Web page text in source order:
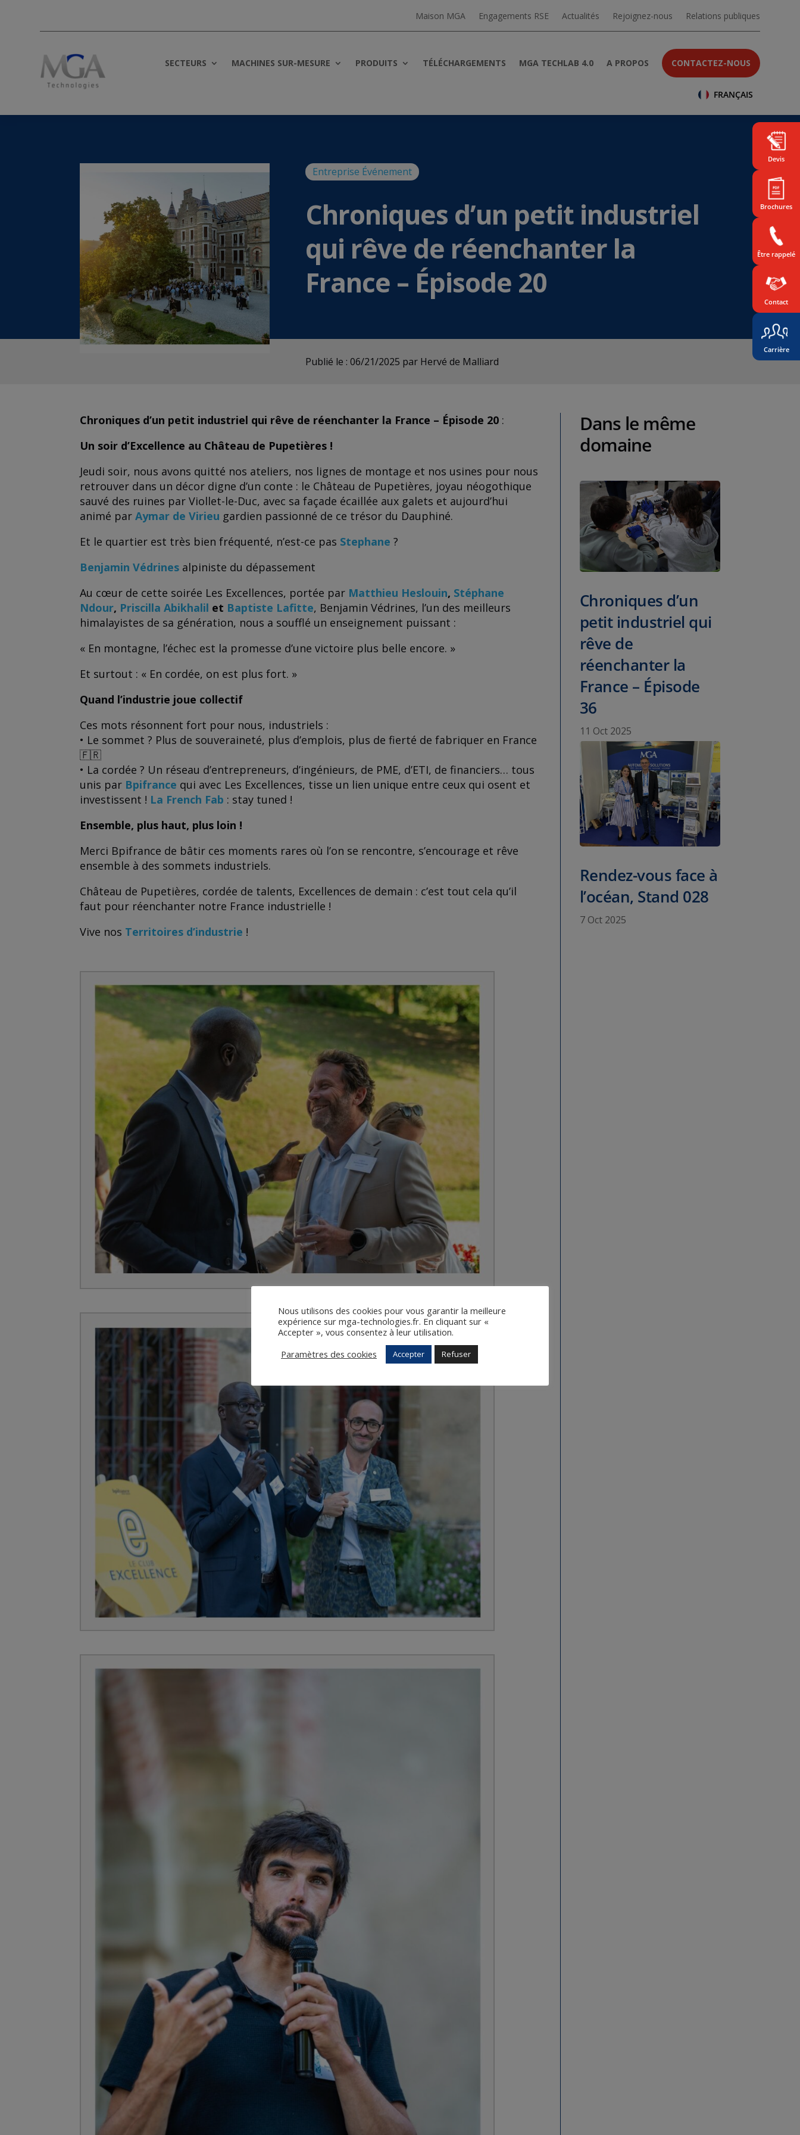
Maison MGA Engagements RSE Actualités Rejoignez-nous Relations publiques
SECTEURS MACHINES SUR-MESURE PRODUITS TÉLÉCHARGEMENTS MGA TECHLAB 4.0 A PROPOS CONTACTEZ-NOUS
FRANÇAIS
Entreprise Événement
Chroniques d’un petit industriel
qui rêve de réenchanter la
France – Épisode 20
Publié le : 06/21/2025 par Hervé de Malliard
Chroniques d’un petit industriel qui rêve de réenchanter la France – Épisode 20 :
Un soir d’Excellence au Château de Pupetières !
Jeudi soir, nous avons quitté nos ateliers, nos lignes de montage et nos usines pour nous
retrouver dans un décor digne d’un conte : le Château de Pupetières, joyau néogothique
sauvé des ruines par Viollet-le-Duc, avec sa façade écaillée aux galets et aujourd’hui
animé parAymar de Virieu gardien passionné de ce trésor du Dauphiné.
Et le quartier est très bien fréquenté, n’est-ce pas Stephane ?
Benjamin Védrines alpiniste du dépassement
Au cœur de cette soirée Les Excellences, portée par Matthieu Heslouin, Stéphane
Ndour, Priscilla Abikhalil et Baptiste Lafitte, Benjamin Védrines, l’un des meilleurs
himalayistes de sa génération, nous a soufflé un enseignement puissant :
« En montagne, l’échec est la promesse d’une victoire plus belle encore. »
Et surtout : « En cordée, on est plus fort. »
Quand l’industrie joue collectif
Ces mots résonnent fort pour nous, industriels :
• Le sommet ? Plus de souveraineté, plus d’emplois, plus de fierté de fabriquer en France
🇫🇷
• La cordée ? Un réseau d’entrepreneurs, d’ingénieurs, de PME, d’ETI, de financiers… tous
unis par Bpifrance qui avec Les Excellences, tisse un lien unique entre ceux qui osent et
investissent ! La French Fab : stay tuned !
Ensemble, plus haut, plus loin !
Merci Bpifrance de bâtir ces moments rares où l’on se rencontre, s’encourage et rêve
ensemble à des sommets industriels.
Château de Pupetières, cordée de talents, Excellences de demain : c’est tout cela qu’il
faut pour réenchanter notre France industrielle !
Vive nos Territoires d’industrie !
Dans le même
domaine
Chroniques d’un
petit industriel qui
rêve de
réenchanter la
France – Épisode
36
11 Oct 2025
Rendez-vous face à
l’océan, Stand 028
7 Oct 2025
Nous utilisons des cookies pour vous garantir la meilleure
expérience sur mga-technologies.fr. En cliquant sur «
Accepter », vous consentez à leur utilisation.
Paramètres des cookies
Accepter Refuser
Devis
Brochures
Être rappelé
Contact
Carrière